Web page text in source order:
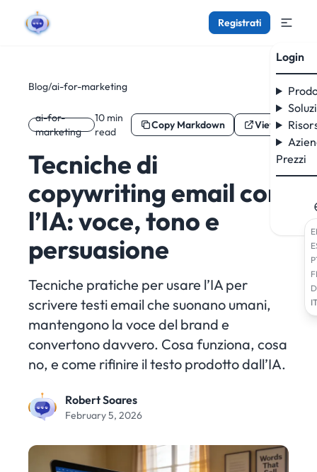
Registrati
Login
Prezzi
IT
Blog/ai-for-marketing
ai-for-
marketing
10 min
read
Copy Markdown View as
Tecniche di
copywriting email con
l’IA: voce, tono e
persuasione
Tecniche pratiche per usare l’IA per
scrivere testi email che suonano umani,
mantengono la voce del brand e
convertono davvero. Cosa funziona, cosa
no, e come rifinire il testo prodotto dall’IA.
Robert Soares
February 5, 2026